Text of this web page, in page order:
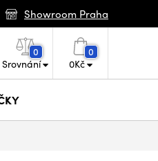
Showroom Praha
0
Srovnání
0
0Kč